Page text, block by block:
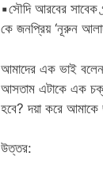
▪️সৌদি আরবের সাবেক
কে জনপ্রিয় ‘নূরুন
আমাদের এক ভাই
আসতাম এটাকে এক
হবে? দয়া করে
উত্তর: